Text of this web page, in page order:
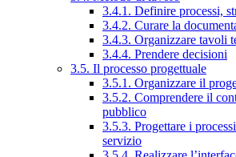
3.4.1. Definire processi,
3.4.2. Curare la
3.4.3. Organizzare tavoli
3.4.4. Prendere decisioni
3.5. Il processo progettuale
3.5.1. Organizzare il
3.5.2. Comprendere il
pubblico
3.5.3. Progettare i
servizio